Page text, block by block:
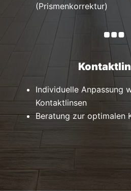
(Prismenkorrektur)
Individuelle Anpassung
Kontaktlinsen
Beratung zur optimalen